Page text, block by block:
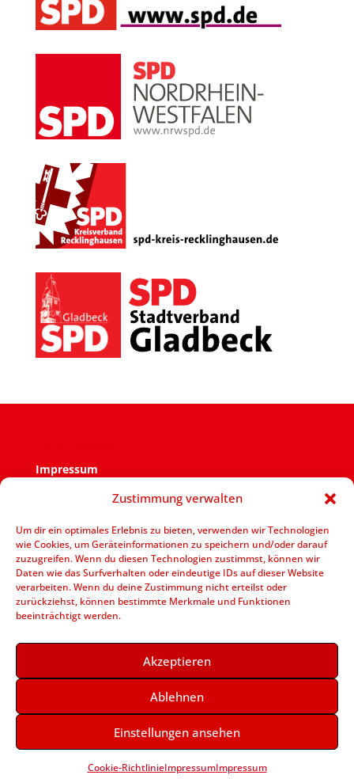
Zustimmung verwalten
Um dir ein optimales Erlebnis zu bieten, verwenden wir Technologien
wie Cookies, um Geräteinformationen zu speichern und/oder darauf
zuzugreifen. Wenn du diesen Technologien zustimmst, können wir
Daten wie das Surfverhalten oder eindeutige IDs auf dieser Website
verarbeiten. Wenn du deine Zustimmung nicht erteilst oder
zurückziehst, können bestimmte Merkmale und Funktionen
beeinträchtigt werden.
Akzeptieren
Ablehnen
Einstellungen ansehen
Cookie-RichtlinieImpressumImpressum
Impressum
Verantwortlich für den Inhalt ist der SPD Ortsverein
V.i.S.d.P.: Jens Bennarend Goetheplatz 11 – 45964
Gladbeck
Designed byElegant Themes| Powered by
WordPress